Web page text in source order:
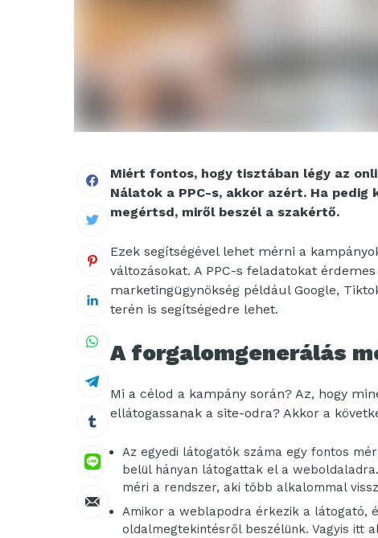
Miért fontos, hogy tisztában légy az
Nálatok a PPC-s, akkor azért. Ha
megértsd, miről beszél a szakértő.
Ezek segítségével lehet mérni a
változásokat. A PPC-s feladatokat
marketingügynökség például Google,
terén is segítségedre lehet.
A forgalomgenerálás
Mi a célod a kampány során? Az, hogy
ellátogassanak a site-odra? Akkor a
Az egyedi látogatók száma egy fontos
belül hányan látogattak el a
méri a rendszer, aki több alkalommal
Amikor a weblapodra érkezik a látogató,
oldalmegtekintésről beszélünk. Vagyis itt